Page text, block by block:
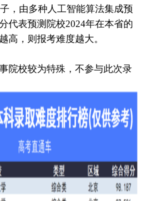
，由多种人工智能算法集成预
代表预测院校2024年在本省的
高，则报考难度越大。
院校较为特殊，不参与此次录